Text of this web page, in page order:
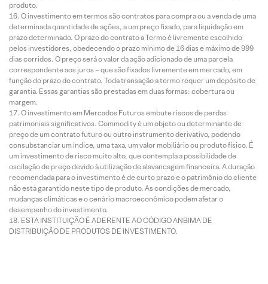
produto.
O investimento em termos são contratos para compra ou a venda de uma
determinada quantidade de ações, a um preço fixado, para liquidação em
prazo determinado. O prazo do contrato a Termo é livremente escolhido
pelos investidores, obedecendo o prazo mínimo de 16 dias e máximo de 999
dias corridos. O preço será o valor da ação adicionado de uma parcela
correspondente aos juros – que são fixados livremente em mercado, em
função do prazo do contrato. Toda transação a termo requer um depósito de
garantia. Essas garantias são prestadas em duas formas: cobertura ou
margem.
O investimento em Mercados Futuros embute riscos de perdas
patrimoniais significativos. Commodity é um objeto ou determinante de
preço de um contrato futuro ou outro instrumento derivativo, podendo
consubstanciar um índice, uma taxa, um valor mobiliário ou produto físico. É
um investimento de risco muito alto, que contempla a possibilidade de
oscilação de preço devido à utilização de alavancagem financeira. A duração
recomendada para o investimento é de curto prazo e o patrimônio do cliente
não está garantido neste tipo de produto. As condições de mercado,
mudanças climáticas e o cenário macroeconômico podem afetar o
desempenho do investimento.
ESTA INSTITUIÇÃO É ADERENTE AO CÓDIGO ANBIMA DE
DISTRIBUIÇÃO DE PRODUTOS DE INVESTIMENTO.